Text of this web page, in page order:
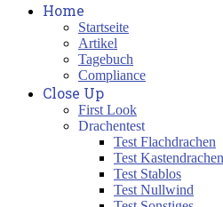
Home
Startseite
Artikel
Tagebuch
Compliance
Close Up
First Look
Drachentest
Test Flachdrachen
Test Kastendrachen
Test Stablos
Test Nullwind